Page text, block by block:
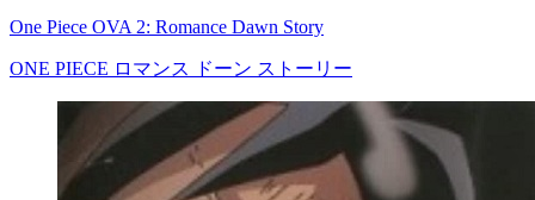
One Piece OVA 2: Romance Dawn Story
ONE PIECE ロマンス ドーン ストーリー